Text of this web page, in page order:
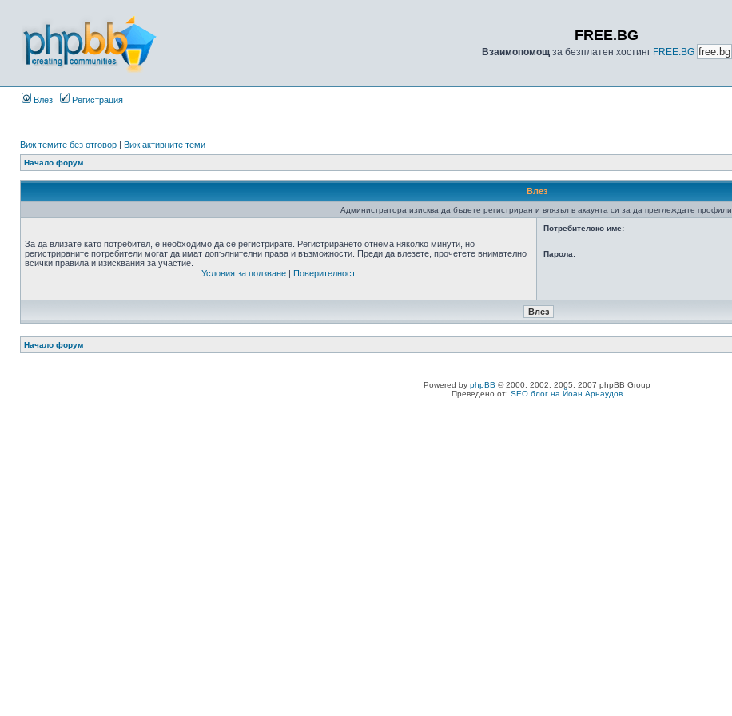
FREE.BG
Взаимопомощза безплатен хостинг FREE.BG
Влез Регистрация
Виж темите без отговор | Виж активните теми
Начало форум
Влез
Администратора изисква да бъдете регистриран и влязъл в акаунта си за да преглеждате профили.
За да влизате като потребител, е необходимо да се регистрирате. Регистрирането отнема няколко минути, но
регистрираните потребители могат да имат допълнителни права и възможности. Преди да влезете, прочетете внимателно
всички правила и изисквания за участие.
Условия за ползване | Поверителност
Потребителско име:
Парола:
Начало форум
Powered by phpBB © 2000, 2002, 2005, 2007 phpBB Group
Преведено от: SEO блог на Йоан Арнаудов